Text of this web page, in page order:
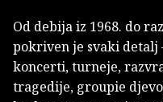
Od debija iz 1968. do
pokriven je svaki detalj
koncerti, turneje,
tragedije, groupie